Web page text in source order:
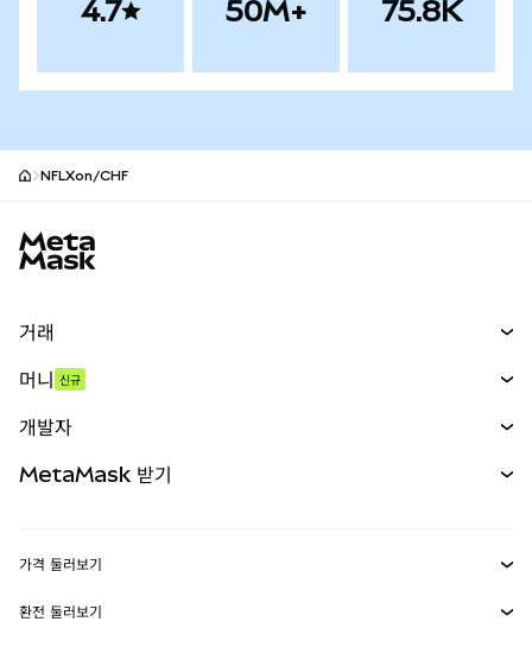
4.7 50M+ 75.8K
NFLXon/CHF
거래
무기한 선물
실물자산
머니 신규
개발자
MetaMask Connect
MetaMask 받기
가격 둘러보기
이더리움 가격
환전 둘러보기